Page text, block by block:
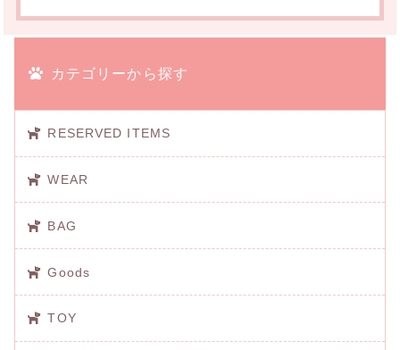
カテゴリーから探す
RESERVED ITEMS
WEAR
BAG
Goods
TOY